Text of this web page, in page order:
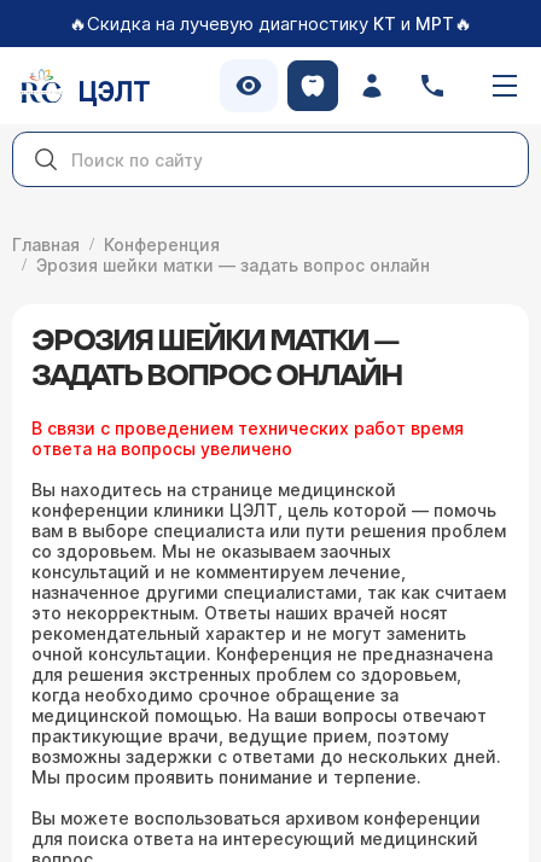
🔥Скидка на лучевую диагностику КТ и МРТ🔥
ЦЭЛТ
Главная
Конференция
Эрозия шейки матки — задать вопрос онлайн
ЭРОЗИЯ ШЕЙКИ МАТКИ —
ЗАДАТЬ ВОПРОС ОНЛАЙН
В связи с проведением технических работ время
ответа на вопросы увеличено
Вы находитесь на странице медицинской
конференции клиники ЦЭЛТ, цель которой — помочь
вам в выборе специалиста или пути решения проблем
со здоровьем. Мы не оказываем заочных
консультаций и не комментируем лечение,
назначенное другими специалистами, так как считаем
это некорректным. Ответы наших врачей носят
рекомендательный характер и не могут заменить
очной консультации. Конференция не предназначена
для решения экстренных проблем со здоровьем,
когда необходимо срочное обращение за
медицинской помощью. На ваши вопросы отвечают
практикующие врачи, ведущие прием, поэтому
возможны задержки с ответами до нескольких дней.
Мы просим проявить понимание и терпение.
Вы можете воспользоваться архивом конференции
для поиска ответа на интересующий медицинский